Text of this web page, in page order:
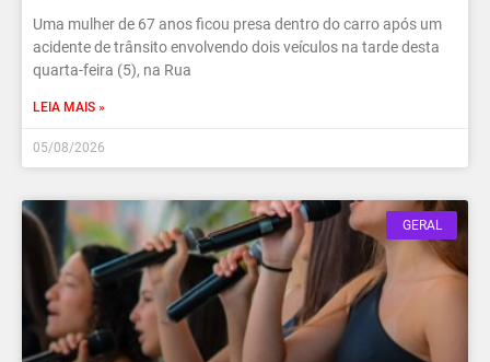
Uma mulher de 67 anos ficou presa dentro do carro após um
acidente de trânsito envolvendo dois veículos na tarde desta
quarta-feira (5), na Rua
LEIA MAIS »
05/08/2026
GERAL